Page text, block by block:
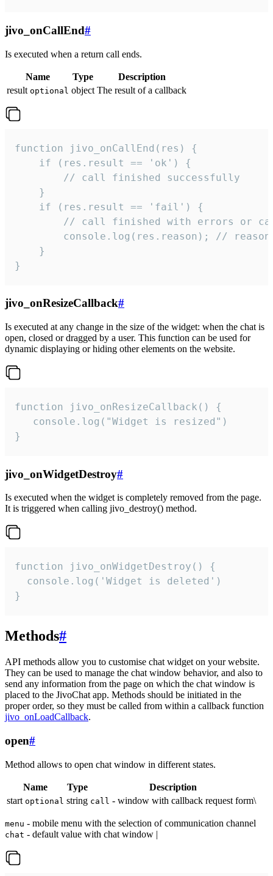
jivo_onCallEnd#
Is executed when a return call ends.
Name Type
Description
result optional object The result of a callback
function jivo_onCallEnd(res) {
    if (res.result == 'ok') {
        // call finished successfully
    }
    if (res.result == 'fail') {
// call finished with errors or
console.log(res.reason); //
    }
}
jivo_onResizeCallback#
Is executed at any change in the size of the widget: when the chat is
open, closed or dragged by a user. This function can be used for
dynamic displaying or hiding other elements on the website.
function jivo_onResizeCallback() {
   console.log("Widget is resized")
}
jivo_onWidgetDestroy#
Is executed when the widget is completely removed from the page.
It is triggered when calling jivo_destroy() method.
function jivo_onWidgetDestroy() {
  console.log('Widget is deleted')
}
Methods#
API methods allow you to customise chat widget on your website.
They can be used to manage the chat window behavior, and also to
send any information from the page on which the chat window is
placed to the JivoChat app. Methods should be initiated in the
proper order, so they must be called from within a callback function
jivo_onLoadCallback.
open#
Method allows to open chat window in different states.
Name Type
Description
start optional string call - window with callback request form\
menu - mobile menu with the selection of communication channel
chat - default value with chat window |